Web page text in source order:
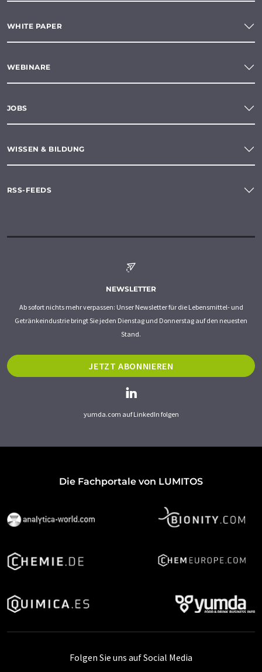
WHITE PAPER
WEBINARE
JOBS
WISSEN & BILDUNG
RSS-FEEDS
NEWSLETTER
Ab sofort nichts mehr verpassen: Unser Newsletter für die Lebensmittel- und
Getränkeindustrie bringt Sie jeden Dienstag und Donnerstag auf den neuesten
Stand.
JETZT ABONNIEREN
yumda.com auf LinkedIn folgen
Die Fachportale von LUMITOS
Folgen Sie uns auf Social Media